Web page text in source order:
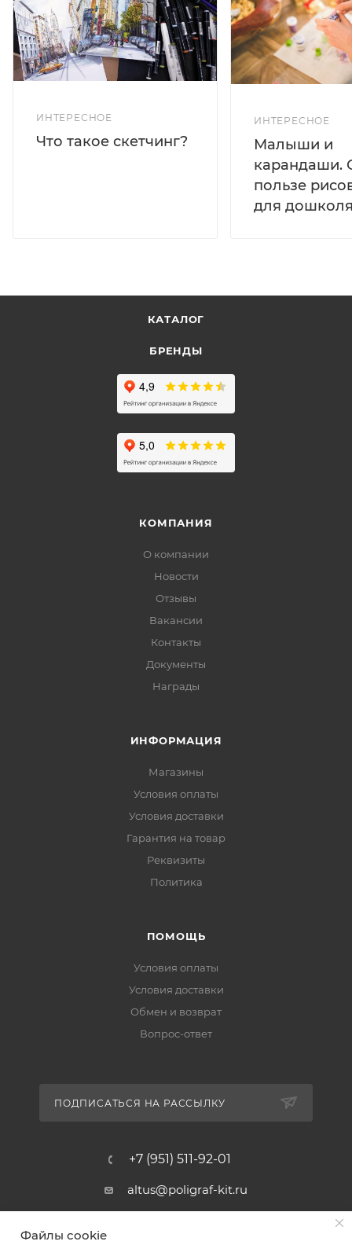
ИНТЕРЕСНОЕ
Что такое скетчинг?
ИНТЕРЕСНОЕ
Малыши и
карандаши.
пользе
для
КАТАЛОГ
БРЕНДЫ
КОМПАНИЯ
О компании
Новости
Отзывы
Вакансии
Контакты
Документы
Награды
ИНФОРМАЦИЯ
Магазины
Условия оплаты
Условия доставки
Гарантия на товар
Реквизиты
Политика
ПОМОЩЬ
Условия оплаты
Условия доставки
Обмен и возврат
Вопрос-ответ
ПОДПИСАТЬСЯ НА РАССЫЛКУ
+7 (951) 511-92-01
altus@poligraf-kit.ru
Ростовская обл, Аксайский р-н,
Файлы cookie